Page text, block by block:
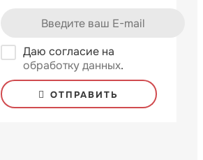
Даю согласие на
обработку данных.
ОТПРАВИТЬ